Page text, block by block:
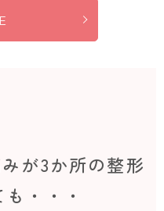
が3か所の整形
・・・